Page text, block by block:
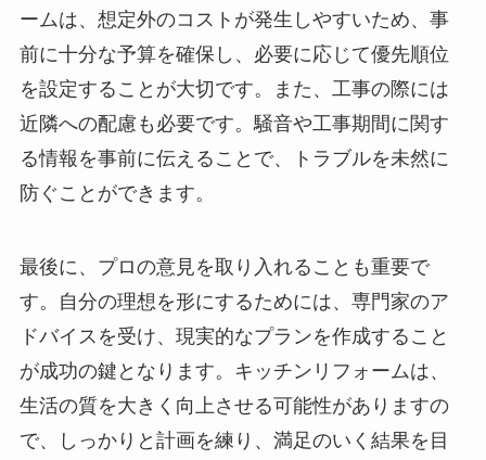
ームは、想定外のコストが発生しやすいため、事
前に十分な予算を確保し、必要に応じて優先順位
を設定することが大切です。また、工事の際には
近隣への配慮も必要です。騒音や工事期間に関す
る情報を事前に伝えることで、トラブルを未然に
防ぐことができます。
最後に、プロの意見を取り入れることも重要で
す。自分の理想を形にするためには、専門家のア
ドバイスを受け、現実的なプランを作成すること
が成功の鍵となります。キッチンリフォームは、
生活の質を大きく向上させる可能性がありますの
で、しっかりと計画を練り、満足のいく結果を目